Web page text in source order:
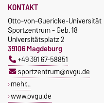
KONTAKT
Otto-von-Guericke-Universität
Sportzentrum - Geb. 18
Universitätsplatz 2
39106 Magdeburg
+49 391 67-58851
sportzentrum@ovgu.de
mehr…
www.ovgu.de